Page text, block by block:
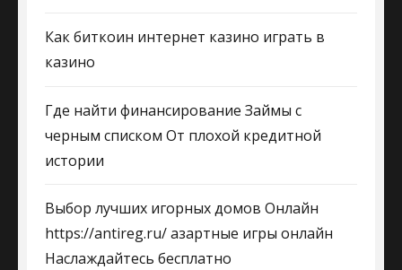
Как биткоин интернет казино играть в
казино
Где найти финансирование Займы с
черным списком От плохой кредитной
истории
Выбор лучших игорных домов Онлайн
https://antireg.ru/ азартные игры онлайн
Наслаждайтесь бесплатно